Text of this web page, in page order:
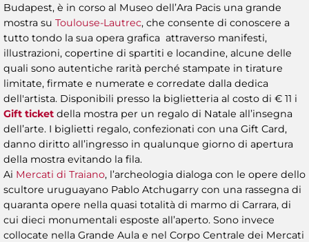
Budapest, è in corso al Museo dell’Ara Pacis una grande
mostra su Toulouse-Lautrec, che consente di conoscere a
tutto tondo la sua opera grafica attraverso manifesti,
illustrazioni, copertine di spartiti e locandine, alcune delle
quali sono autentiche rarità perché stampate in tirature
limitate, firmate e numerate e corredate dalla dedica
dell'artista. Disponibili presso la biglietteria al costo di € 11 i
Gift ticket della mostra per un regalo di Natale all’insegna
dell’arte. I biglietti regalo, confezionati con una Gift Card,
danno diritto all’ingresso in qualunque giorno di apertura
della mostra evitando la fila.
Ai Mercati di Traiano, l’archeologia dialoga con le opere dello
scultore uruguayano Pablo Atchugarry con una rassegna di
quaranta opere nella quasi totalità di marmo di Carrara, di
cui dieci monumentali esposte all’aperto. Sono invece
collocate nella Grande Aula e nel Corpo Centrale dei Mercati